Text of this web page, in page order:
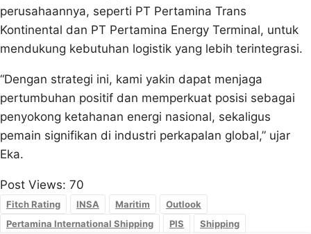
perusahaannya, seperti PT Pertamina Trans
Kontinental dan PT Pertamina Energy Terminal, untuk
mendukung kebutuhan logistik yang lebih terintegrasi.
“Dengan strategi ini, kami yakin dapat menjaga
pertumbuhan positif dan memperkuat posisi sebagai
penyokong ketahanan energi nasional, sekaligus
pemain signifikan di industri perkapalan global,” ujar
Eka.
Post Views: 70
Fitch Rating INSA Maritim
Outlook
Pertamina International Shipping
PIS Shipping